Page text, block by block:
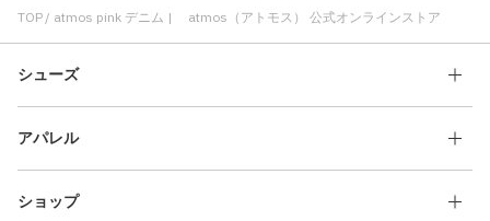
デニム メンズ
ショーツ デニム 快適 デニム スカート デニム
TOP atmos pink デニム | atmos（アトモス） 公式オンラインストア
シューズ
アパレル
ショップ